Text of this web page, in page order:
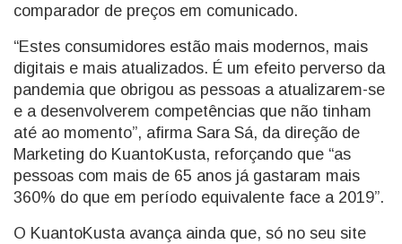
comparador de preços em comunicado.
“Estes consumidores estão mais modernos, mais
digitais e mais atualizados. É um efeito perverso da
pandemia que obrigou as pessoas a atualizarem-se
e a desenvolverem competências que não tinham
até ao momento”, afirma Sara Sá, da direção de
Marketing do KuantoKusta, reforçando que “as
pessoas com mais de 65 anos já gastaram mais
360% do que em período equivalente face a 2019”.
O KuantoKusta avança ainda que, só no seu site